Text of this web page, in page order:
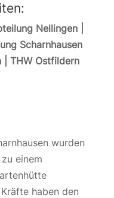
Nellingen |
Scharnhausen
| THW Ostfildern
wurden
einem
haben den